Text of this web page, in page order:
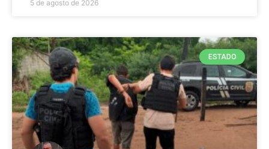
5 de agosto de 2026
ESTADO